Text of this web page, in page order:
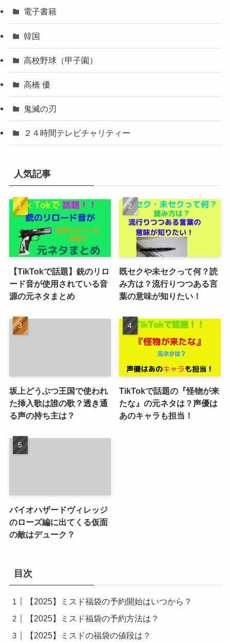
電子書籍
韓国
高校野球（甲子園）
高橋 優
鬼滅の刃
２４時間テレビチャリティー
人気記事
【TikTokで話題】銃のリロ
ード音が使用されている音
源の元ネタまとめ
既セクや未セクって何？読
み方は？流行りつつある言
葉の意味が知りたい！
坂上どうぶつ王国で使われ
た挿入歌は誰の歌？透き通
る声の持ち主は？
TikTokで話題の『怪物が来
たな』の元ネタは？声優は
あのキャラも担当！
バイオハザードヴィレッジ
のローズ編に出てくる仮面
の敵はデューク？
目次
【2025】ミスド福袋の予約開始はいつから？
【2025】ミスド福袋の予約方法は？
【2025】ミスドの福袋の値段は？